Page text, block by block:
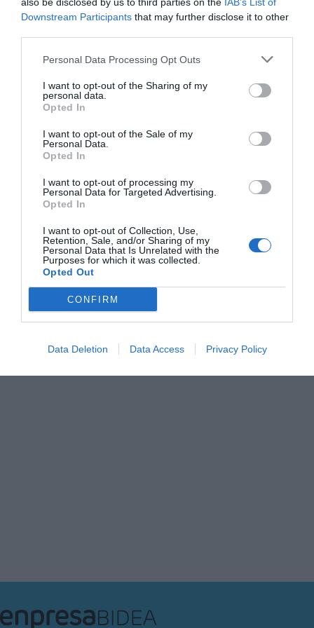
Downstream Participants that may further disclose it to other
Personal Data Processing Opt Outs
I want to opt-out of the Sharing of my
personal data.
Opted In
I want to opt-out of the Sale of my
Personal Data.
Opted In
I want to opt-out of processing my
Personal Data for Targeted Advertising.
Opted In
I want to opt-out of Collection, Use,
Retention, Sale, and/or Sharing of my
Personal Data that Is Unrelated with the
Purposes for which it was collected.
Opted Out
CONFIRM
Data Deletion Data Access Privacy Policy